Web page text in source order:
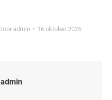
admin 16 oktober 2025
admin